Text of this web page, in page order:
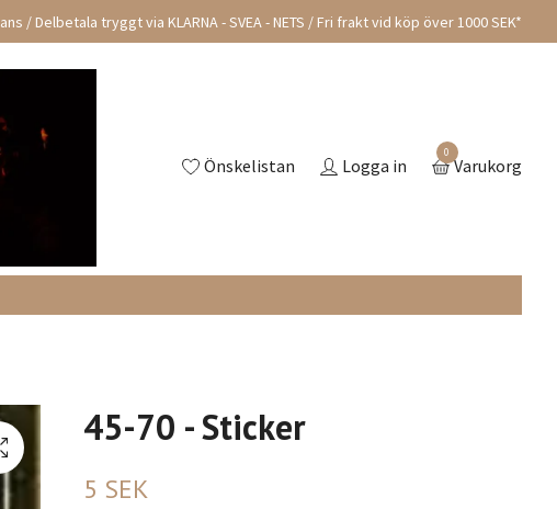
/ Delbetala tryggt via KLARNA - SVEA - NETS / Fri frakt vid köp över 1000 SEK*
Önskelistan Logga in
0
Varukorg
45-70 - Sticker
5 SEK